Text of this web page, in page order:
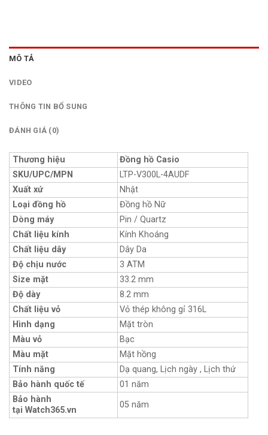
MÔ TẢ
VIDEO
THÔNG TIN BỔ SUNG
ĐÁNH GIÁ (0)
Thương hiệu
Đồng hồ Casio
SKU/UPC/MPN
LTP-V300L-4AUDF
Xuất xứ
Nhật
Loại đồng hồ
Đồng hồ Nữ
Dòng máy
Pin / Quartz
Chất liệu kính
Kính Khoáng
Chất liệu dây
Dây Da
Độ chịu nước
3 ATM
Size mặt
33.2 mm
Độ dày
8.2 mm
Chất liệu vỏ
Vỏ thép không gỉ 316L
Hình dạng
Mặt tròn
Màu vỏ
Bạc
Màu mặt
Mặt hồng
Tính năng
Dạ quang, Lịch ngày , Lịch thứ
Bảo hành quốc tế
01 năm
Bảo hành
tại Watch365.vn
05 năm